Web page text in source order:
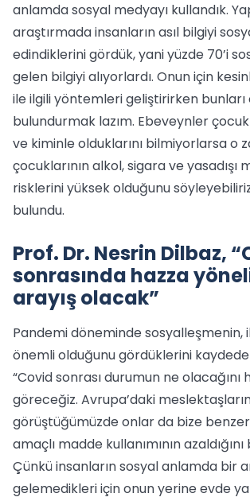
anlamda sosyal medyayı kullandık.
araştırmada insanların asıl bilgiyi
edindiklerini gördük, yani yüzde 70’i
gelen bilgiyi alıyorlardı. Onun için
ile ilgili yöntemleri geliştirirken bunları
bulundurmak lazım. Ebeveynler
ve kiminle olduklarını bilmiyorlarsa o
çocuklarının alkol, sigara ve yasadışı
risklerini yüksek olduğunu
bulundu.
Prof. Dr. Nesrin Dilbaz,
sonrasında hazza
arayış olacak”
Pandemi döneminde sosyalleşmenin,
önemli olduğunu gördüklerini
“Covid sonrası durumun ne
göreceğiz. Avrupa’daki
görüştüğümüzde onlar da bize
amaçlı madde kullanımının
Çünkü insanların sosyal anlamda bir
gelemedikleri için onun yerine evde